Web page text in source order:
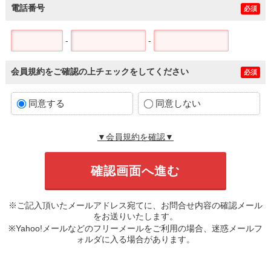
電話番号 必須
- -
会員規約をご確認の上チェックをしてください 必須
同意する 同意しない
▼会員規約を確認▼
※ご記入頂いたメールアドレス宛てに、お問合せ内容の確認メール
をお送りいたします。
※Yahoo!メールなどのフリーメールをご利用の場合、迷惑メールフ
ォルダに入る場合があります。